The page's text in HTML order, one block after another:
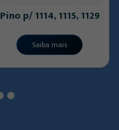
Pino p/ 1114, 1115, 1129
Saiba mais